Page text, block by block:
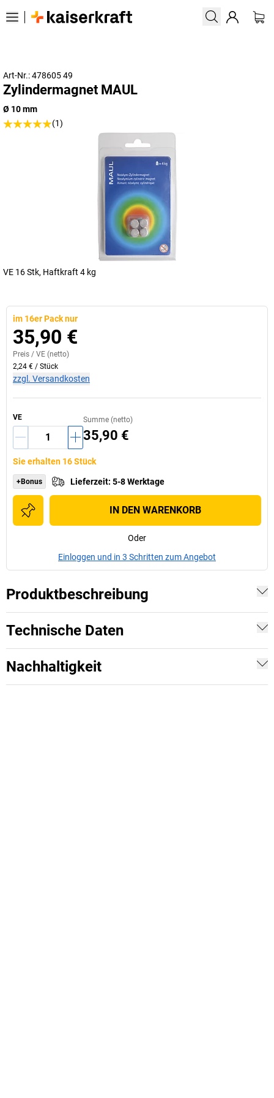
Art-Nr.: 478605 49
Zylindermagnet MAUL
Ø 10 mm
(1)
VE 16 Stk, Haftkraft 4 kg
im 16er Pack nur
35,90 €
Preis / VE (netto)
2,24 € / Stück
zzgl. Versandkosten
VE Summe (netto)
35,90 €
Sie erhalten 16 Stück
+Bonus Lieferzeit: 5-8 Werktage
IN DEN WARENKORB
Oder
Einloggen und in 3 Schritten zum Angebot
Produktbeschreibung
Technische Daten
Nachhaltigkeit